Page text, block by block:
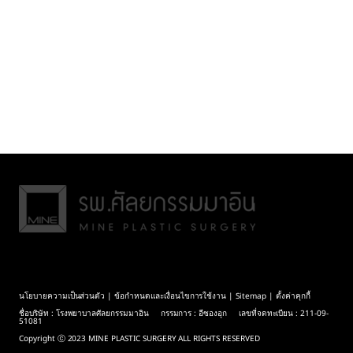
นโยบายความเป็นส่วนตัว |ข้อกำหนดและเงื่อนไขการใช้งาน |Sitemap| ตั้งค่าคุกกี้
ชื่อบริษัท : โรงพยาบาลศัลยกรรมมาอิน กรรมการ : อีซองอุก เลขที่จดทะเบียน : 211-09-
51081
Copyright ⓒ 2023 MINE PLASTIC SURGERY ALL RIGHTS RESERVED